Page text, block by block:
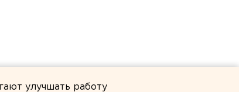
улучшать работу